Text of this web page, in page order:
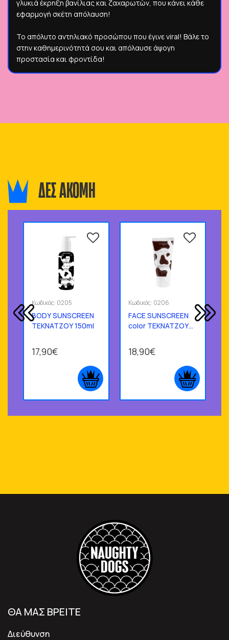
γλυκιά έκρηξη βανίλιας και ζαχαρωτών, που κάνει κάθε
εφαρμογή σκέτη απόλαυση!
Το απόλυτο αντηλιακό προσώπου που έγινε viral! Βάλε το
στην καθημερινότητά σου και απόλαυσε άψογη
προστασία και φροντίδα!
ΔΕΣ ΑΚΟΜΗ
Κωδικός: 0205
BODY SUNSCREEN
ΤΕΚΝΑΤΖΟΥ 150ml
17,90€
Κωδικός: 0206
FACE SUNSCREEN
color ΤΕΚΝΑΤΖΟΥ
18,90€
ΘΑ ΜΑΣ ΒΡΕΙΤΕ
Διεύθυνση